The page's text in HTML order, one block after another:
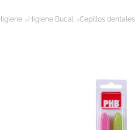
Higiene Bucal Cepillos dentales